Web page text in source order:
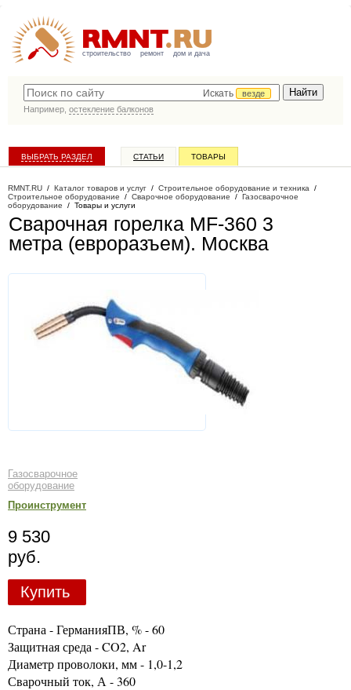
строительство ремонт дом и дача
Искать
везде
Например, остекление балконов
ВЫБРАТЬ РАЗДЕЛ СТАТЬИ ТОВАРЫ
RMNT.RU / Каталог товаров и услуг / Строительное оборудование и техника /
Строительное оборудование / Сварочное оборудование / Газосварочное
оборудование / Товары и услуги
Сварочная горелка MF-360 3
метра (евроразъем). Москва
Газосварочное
оборудование
Проинструмент
9 530
руб.
Купить
Страна - ГерманияПВ, % - 60
Защитная среда - CO2, Ar
Диаметр проволоки, мм - 1,0-1,2
Сварочный ток, А - 360